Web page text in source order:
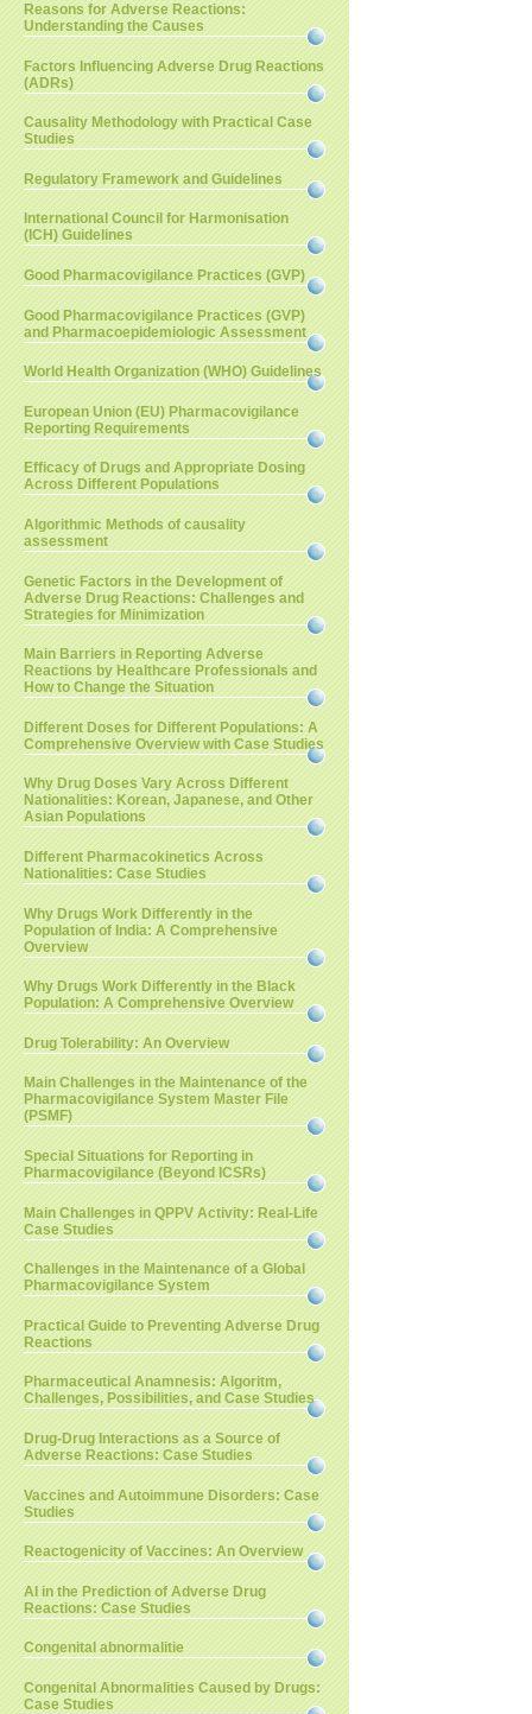
Reasons for Adverse Reactions:
Understanding the Causes
Factors Influencing Adverse Drug Reactions
(ADRs)
Causality Methodology with Practical Case
Studies
Regulatory Framework and Guidelines
International Council for Harmonisation
(ICH) Guidelines
Good Pharmacovigilance Practices (GVP)
Good Pharmacovigilance Practices (GVP)
and Pharmacoepidemiologic Assessment
World Health Organization (WHO) Guidelines
European Union (EU) Pharmacovigilance
Reporting Requirements
Efficacy of Drugs and Appropriate Dosing
Across Different Populations
Algorithmic Methods of causality
assessment
Genetic Factors in the Development of
Adverse Drug Reactions: Challenges and
Strategies for Minimization
Main Barriers in Reporting Adverse
Reactions by Healthcare Professionals and
How to Change the Situation
Different Doses for Different Populations: A
Comprehensive Overview with Case Studies
Why Drug Doses Vary Across Different
Nationalities: Korean, Japanese, and Other
Asian Populations
Different Pharmacokinetics Across
Nationalities: Case Studies
Why Drugs Work Differently in the
Population of India: A Comprehensive
Overview
Why Drugs Work Differently in the Black
Population: A Comprehensive Overview
Drug Tolerability: An Overview
Main Challenges in the Maintenance of the
Pharmacovigilance System Master File
(PSMF)
Special Situations for Reporting in
Pharmacovigilance (Beyond ICSRs)
Main Challenges in QPPV Activity: Real-Life
Case Studies
Challenges in the Maintenance of a Global
Pharmacovigilance System
Practical Guide to Preventing Adverse Drug
Reactions
Pharmaceutical Anamnesis: Algoritm,
Challenges, Possibilities, and Case Studies
Drug-Drug Interactions as a Source of
Adverse Reactions: Case Studies
Vaccines and Autoimmune Disorders: Case
Studies
Reactogenicity of Vaccines: An Overview
AI in the Prediction of Adverse Drug
Reactions: Case Studies
Congenital abnormalitie
Congenital Abnormalities Caused by Drugs:
Case Studies